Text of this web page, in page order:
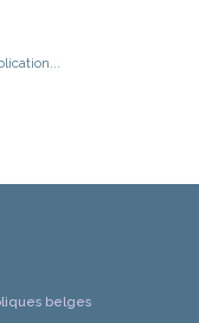
belges